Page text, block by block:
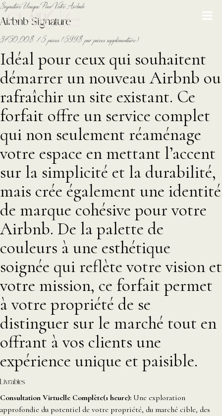
Signature Unique Pour Votre Airbnb
Airbnb Signature
3750,00$ / 5 pièces (599$ par pièces supplémentaire)
Idéal pour ceux qui souhaitent
démarrer un nouveau Airbnb ou
rafraîchir un site existant. Ce
forfait offre un service complet
qui non seulement réaménage
votre espace en mettant l’accent
sur la simplicité et la durabilité,
mais crée également une identité
de marque cohésive pour votre
Airbnb. De la palette de
couleurs à une esthétique
soignée qui reflète votre vision et
votre mission, ce forfait permet
à votre propriété de se
distinguer sur le marché tout en
offrant à vos clients une
expérience unique et paisible.
Livrables
Consultation Virtuelle Complète(1 heure): Une exploration
approfondie du potentiel de votre propriété, du marché cible, des